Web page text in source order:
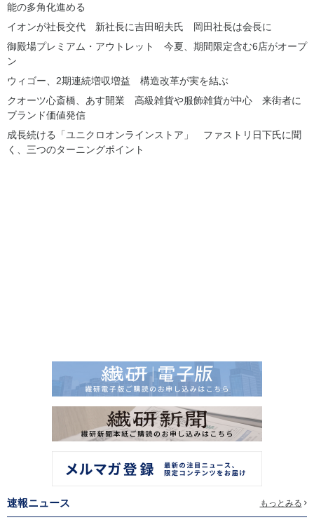
能の多角化進める
イオンが社長交代 新社長に吉田昭夫氏 岡田社長は会長に
御殿場プレミアム・アウトレット 今夏、期間限定含む6店がオープ
ン
ウィゴー、2期連続増収増益 構造改革が実を結ぶ
クオーツ心斎橋、あす開業 高級雑貨や服飾雑貨が中心 来街者に
ブランド価値発信
成長続ける「ユニクロオンラインストア」 ファストリ日下氏に聞
く、三つのターニングポイント
速報ニュース もっとみる